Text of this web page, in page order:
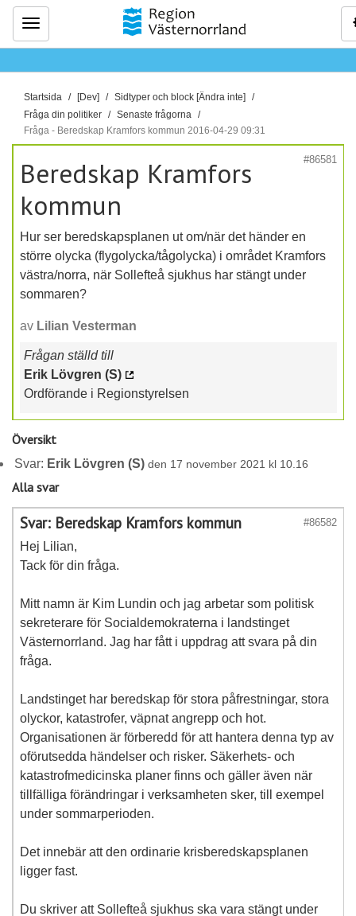
Meny
D
u
ä
h
ä
r
:
Startsida [Dev]
Sidtyper och block [Ändra inte]
Fråga din politiker
Senaste frågorna
Fråga - Beredskap Kramfors kommun 2016-04-29 09:31
#86581
Beredskap Kramfors
kommun
Hur ser beredskapsplanen ut om/när det händer en
större olycka (flygolycka/tågolycka) i området Kramfors
västra/norra, när Sollefteå sjukhus har stängt under
sommaren?
av Lilian Vesterman
Frågan ställd till
Erik Lövgren (S)
Ordförande i Regionstyrelsen
Översikt
Svar: Erik Lövgren (S) den 17 november 2021 kl 10.16
Alla svar
#86582
Svar: Beredskap Kramfors kommun
Hej Lilian,
Tack för din fråga.
Mitt namn är Kim Lundin och jag arbetar som politisk
sekreterare för Socialdemokraterna i landstinget
Västernorrland. Jag har fått i uppdrag att svara på din
fråga.
Landstinget har beredskap för stora påfrestningar, stora
olyckor, katastrofer, väpnat angrepp och hot.
Organisationen är förberedd för att hantera denna typ av
oförutsedda händelser och risker. Säkerhets- och
katastrofmedicinska planer finns och gäller även när
tillfälliga förändringar i verksamheten sker, till exempel
under sommarperioden.
Det innebär att den ordinarie krisberedskapsplanen
ligger fast.
Du skriver att Sollefteå sjukhus ska vara stängt under